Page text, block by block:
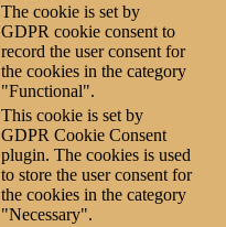
The cookie is set by
GDPR cookie consent to
record the user consent for
the cookies in the category
"Functional".
This cookie is set by
GDPR Cookie Consent
plugin. The cookies is used
to store the user consent for
the cookies in the category
"Necessary".